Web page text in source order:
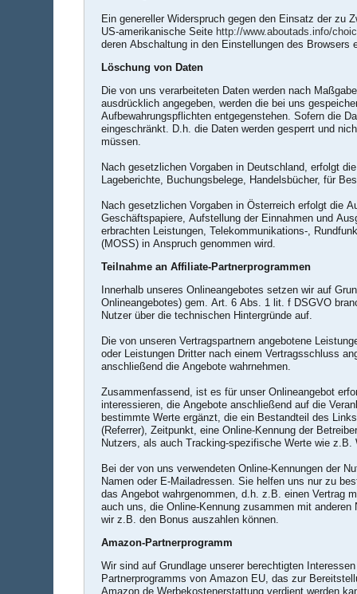
Ein genereller Widerspruch gegen den Einsatz der zu
US-amerikanische Seite http://www.aboutads.info/
deren Abschaltung in den Einstellungen des
Löschung von Daten
Die von uns verarbeiteten Daten werden nach
ausdrücklich angegeben, werden die bei uns
Aufbewahrungspflichten entgegenstehen. Sofern die
eingeschränkt. D.h. die Daten werden gesperrt und
müssen.
Nach gesetzlichen Vorgaben in Deutschland, erfolgt
Lageberichte, Buchungsbelege, Handelsbücher, für
Nach gesetzlichen Vorgaben in Österreich erfolgt die
Geschäftspapiere, Aufstellung der Einnahmen und
erbrachten Leistungen, Telekommunikations-,
(MOSS) in Anspruch genommen wird.
Teilnahme an Affiliate-Partnerprogrammen
Innerhalb unseres Onlineangebotes setzen wir auf
Onlineangebotes) gem. Art. 6 Abs. 1 lit. f DSGVO
Nutzer über die technischen Hintergründe auf.
Die von unseren Vertragspartnern angebotene
oder Leistungen Dritter nach einem Vertragsschluss
anschließend die Angebote wahrnehmen.
Zusammenfassend, ist es für unser Onlineangebot
interessieren, die Angebote anschließend auf die
bestimmte Werte ergänzt, die ein Bestandteil des
(Referrer), Zeitpunkt, eine Online-Kennung der
Nutzers, als auch Tracking-spezifische Werte wie
Bei der von uns verwendeten Online-Kennungen der
Namen oder E-Mailadressen. Sie helfen uns nur zu
das Angebot wahrgenommen, d.h. z.B. einen Vertrag
auch uns, die Online-Kennung zusammen mit
wir z.B. den Bonus auszahlen können.
Amazon-Partnerprogramm
Wir sind auf Grundlage unserer berechtigten
Partnerprogramms von Amazon EU, das zur
Amazon.de Werbekostenerstattung verdient werden